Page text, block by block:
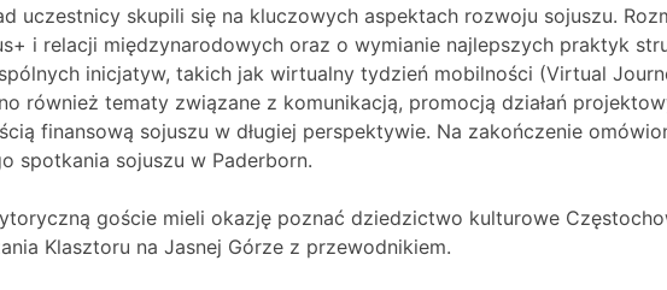
uczestnicy skupili się na kluczowych aspektach rozwoju sojuszu.
i relacji międzynarodowych oraz o wymianie najlepszych praktyk
inicjatyw, takich jak wirtualny tydzień mobilności (Virtual
również tematy związane z komunikacją, promocją działań
finansową sojuszu w długiej perspektywie. Na zakończenie
spotkania sojuszu w Paderborn.
goście mieli okazję poznać dziedzictwo kulturowe
Klasztoru na Jasnej Górze z przewodnikiem.